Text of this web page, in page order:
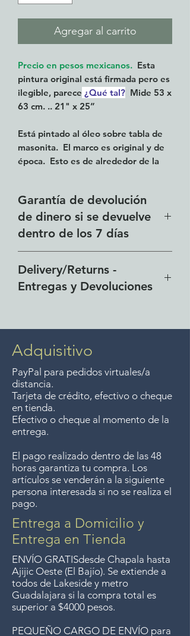
Agregar al carrito
Precio en pesos mexicanos. Esta
pintura original está firmada pero es
ilegible, parece ¿Qué tal? Mide 53 x
63 cm. .. 21" x 25”
Está pintado al óleo sobre tabla de
masonita. El marco es original y de
época. Esto es de alrededor de la
gratuita desde el Lago de Chapala al
área metropolitana de GDL.
Garantía de devolución
de dinero si se devuelve
dentro de los 7 días
Delivery/Returns -
Entregas y Devoluciones
Chapala area for combined
purchases of $4000 pesos or
more. We accept returns up to
7 days after the saleunlessthe
items are sale priced. Sorry, no
returns on sale items.
We previously delivered to
Guadalajara for free but we no
longer offer that service.
Entrega gratis en toda la zona
del Lago de Chapala por
compras mayor de $4000
pesos. Aceptamos
devoluciones hasta 7 días
después de la ventaa menos
que los artículos tengan un
precio de oferta,
no se aceptan devoluciones de
Adquisitivo
PayPal para pedidos virtuales/a
distancia.
Tarjeta de crédito, efectivo o cheque
en tienda.
Efectivo o cheque al momento de la
entrega.
El pago realizado dentro de las 48
horas garantiza tu compra. Los
artículos se venderán a la siguiente
persona interesada si no se realiza el
pago.
Entrega a Domicilio y
Entrega en Tienda
ENVÍO GRATISdesde Chapala hasta
Ajijic Oeste (El Bajío). Se extiende a
todos de Lakeside y metro
Guadalajara si la compra total es
superior a $4000 pesos.
PEQUEÑO CARGO DE ENVÍO para